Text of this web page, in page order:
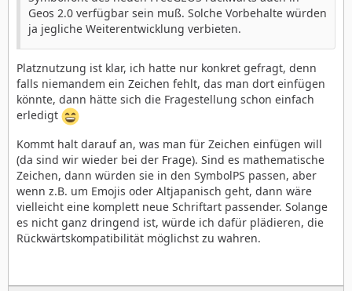
Geos 2.0 verfügbar sein muß. Solche Vorbehalte würden
ja jegliche Weiterentwicklung verbieten.
Platznutzung ist klar, ich hatte nur konkret gefragt, denn
falls niemandem ein Zeichen fehlt, das man dort einfügen
könnte, dann hätte sich die Fragestellung schon einfach
erledigt
Kommt halt darauf an, was man für Zeichen einfügen will
(da sind wir wieder bei der Frage). Sind es mathematische
Zeichen, dann würden sie in den SymbolPS passen, aber
wenn z.B. um Emojis oder Altjapanisch geht, dann wäre
vielleicht eine komplett neue Schriftart passender. Solange
es nicht ganz dringend ist, würde ich dafür plädieren, die
Rückwärtskompatibilität möglichst zu wahren.